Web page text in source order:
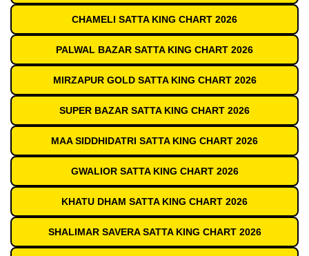
CHAMELI SATTA KING CHART 2026
PALWAL BAZAR SATTA KING CHART 2026
MIRZAPUR GOLD SATTA KING CHART 2026
SUPER BAZAR SATTA KING CHART 2026
MAA SIDDHIDATRI SATTA KING CHART 2026
GWALIOR SATTA KING CHART 2026
KHATU DHAM SATTA KING CHART 2026
SHALIMAR SAVERA SATTA KING CHART 2026